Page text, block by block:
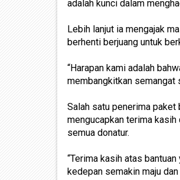
adalah kunci dalam
Lebih lanjut ia mengajak
berhenti berjuang untuk
“Harapan kami adalah
membangkitkan semangat
Salah satu penerima
mengucapkan terima
semua donatur.
“Terima kasih atas
kedepan semakin maju